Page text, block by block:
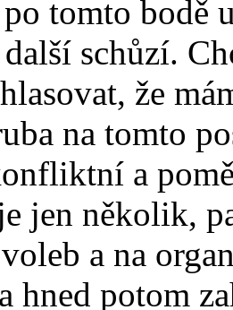
tomto bodě
schůzí.
že
na tomto
a
jen několik,
a na
hned potom